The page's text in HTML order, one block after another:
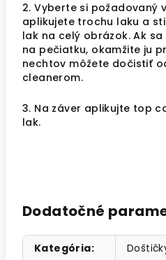
2.Vyberte si požadovaný
aplikujete trochu laku a
lak na celý obrázok. Ak
na pečiatku, okamžite ju
nechtov môžete dočistiť
cleanerom.
3. Na záver aplikujte top
lak.
Dodatočné
Kategória: